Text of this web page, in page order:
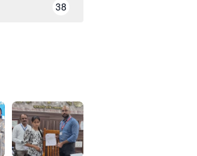
38